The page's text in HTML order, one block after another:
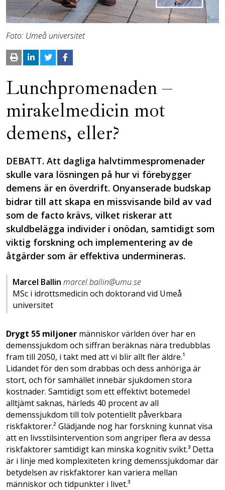
Foto: Umeå universitet
Lunchpromenaden –
mirakelmedicin mot
demens, eller?
DEBATT. Att dagliga halvtimmespromenader
skulle vara lösningen på hur vi förebygger
demens är en överdrift. Onyanserade budskap
bidrar till att skapa en missvisande bild av vad
som de facto krävs, vilket riskerar att
skuldbelägga individer i onödan, samtidigt som
viktig forskning och implementering av de
åtgärder som är effektiva undermineras.
Marcel Ballin marcel.ballin@umu.se
MSc i idrottsmedicin och doktorand vid Umeå
universitet
Drygt 55 miljoner människor världen över har en
demenssjukdom och siffran beräknas nära tredubblas
fram till 2050, i takt med att vi blir allt fler äldre.¹
Lidandet för den som drabbas och dess anhöriga är
stort, och för samhället innebär sjukdomen stora
kostnader. Samtidigt som ett effektivt botemedel
alltjämt saknas, härleds 40 procent av all
demenssjukdom till tolv potentiellt påverkbara
riskfaktorer.² Glädjande nog har forskning kunnat visa
att en livsstilsintervention som angriper flera av dessa
riskfaktorer samtidigt kan minska kognitiv svikt.³ Detta
är i linje med komplexiteten kring demenssjukdomar där
betydelsen av riskfaktorer kan variera mellan
människor och tidpunkter i livet.³